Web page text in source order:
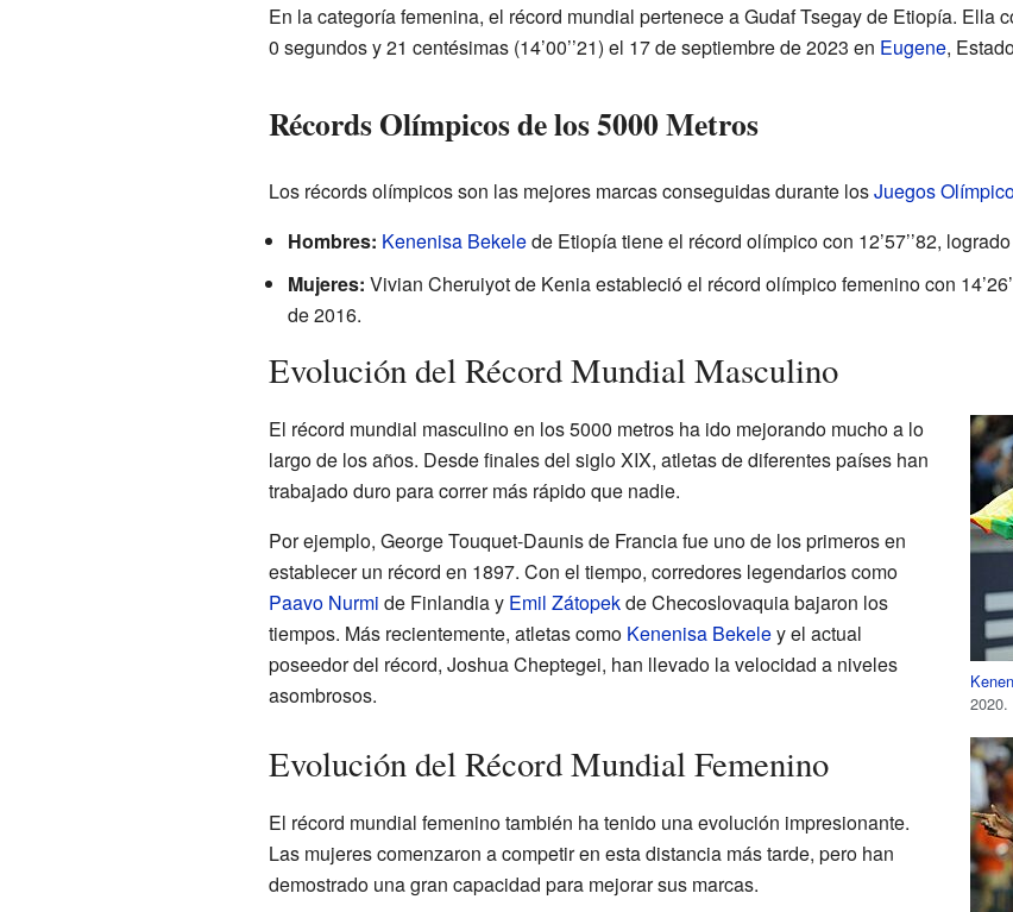
En la categoría femenina, el récord mundial pertenece a Gudaf Tsegay de Etiopía. Ella
0 segundos y 21 centésimas (14’00’’21) el 17 de septiembre de 2023 en Eugene,
Récords Olímpicos de los 5000 Metros
Los récords olímpicos son las mejores marcas conseguidas durante losJuegos
Hombres: Kenenisa Bekelede Etiopía tiene el récord olímpico con 12’57’’82,
Mujeres: Vivian Cheruiyot de Kenia estableció el récord olímpico femenino con
de 2016.
Evolución del Récord Mundial Masculino
2020.
El récord mundial masculino en los 5000 metros ha ido mejorando mucho a lo
largo de los años. Desde finales del siglo XIX, atletas de diferentes países han
trabajado duro para correr más rápido que nadie.
Por ejemplo, George Touquet-Daunis de Francia fue uno de los primeros en
establecer un récord en 1897. Con el tiempo, corredores legendarios como
Paavo Nurmi de Finlandia y Emil Zátopekde Checoslovaquia bajaron los
tiempos. Más recientemente, atletas como Kenenisa Bekeley el actual
poseedor del récord, Joshua Cheptegei, han llevado la velocidad a niveles
asombrosos.
Evolución del Récord Mundial Femenino
El récord mundial femenino también ha tenido una evolución impresionante.
Las mujeres comenzaron a competir en esta distancia más tarde, pero han
demostrado una gran capacidad para mejorar sus marcas.